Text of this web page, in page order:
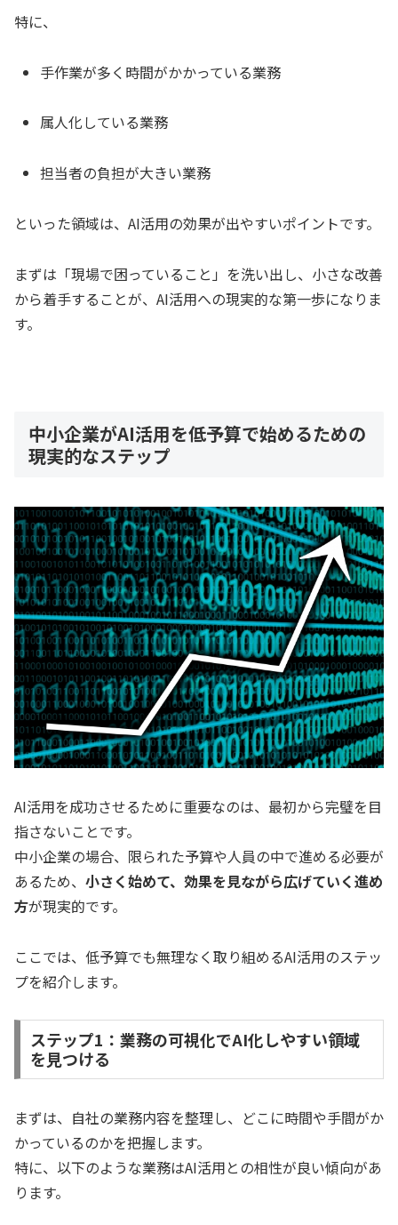
特に、
手作業が多く時間がかかっている業務
属人化している業務
担当者の負担が大きい業務
といった領域は、AI活用の効果が出やすいポイントです。
まずは「現場で困っていること」を洗い出し、小さな改善
から着手することが、AI活用への現実的な第一歩になりま
す。
中小企業がAI活用を低予算で始めるための
現実的なステップ
AI活用を成功させるために重要なのは、最初から完璧を目
指さないことです。
中小企業の場合、限られた予算や人員の中で進める必要が
あるため、 小さく始めて、効果を見ながら広げていく進め
方が現実的です。
ここでは、低予算でも無理なく取り組めるAI活用のステッ
プを紹介します。
ステップ1：業務の可視化でAI化しやすい領域
を見つける
まずは、自社の業務内容を整理し、どこに時間や手間がか
かっているのかを把握します。
特に、以下のような業務はAI活用との相性が良い傾向があ
ります。